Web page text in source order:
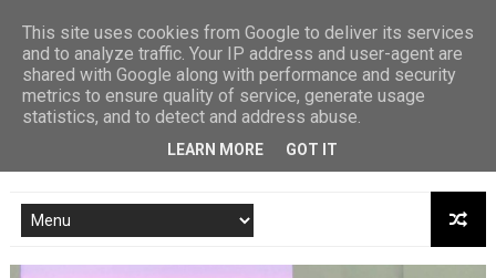
This site uses cookies from Google to deliver its services
and to analyze traffic. Your IP address and user-agent are
shared with Google along with performance and security
metrics to ensure quality of service, generate usage
statistics, and to detect and address abuse.
LEARN MORE GOT IT